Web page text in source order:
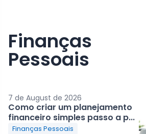
Finanças
Pessoais
7 de August de 2026
Como criar um planejamento
financeiro simples passo a p...
Finanças Pessoais